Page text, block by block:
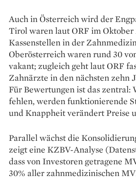
Auch in Österreich wird der
Tirol waren laut ORF im Oktober
Kassenstellen in der
Oberösterreich waren rund 30
vakant; zugleich geht laut ORF
Zahnärzte in den nächsten zehn
Für Bewertungen ist das zentral:
fehlen, werden funktionierende
und Knappheit verändert Preise
Parallel wächst die
zeigt eine KZBV-Analyse
dass von Investoren getragene
30% aller zahnmedizinischen